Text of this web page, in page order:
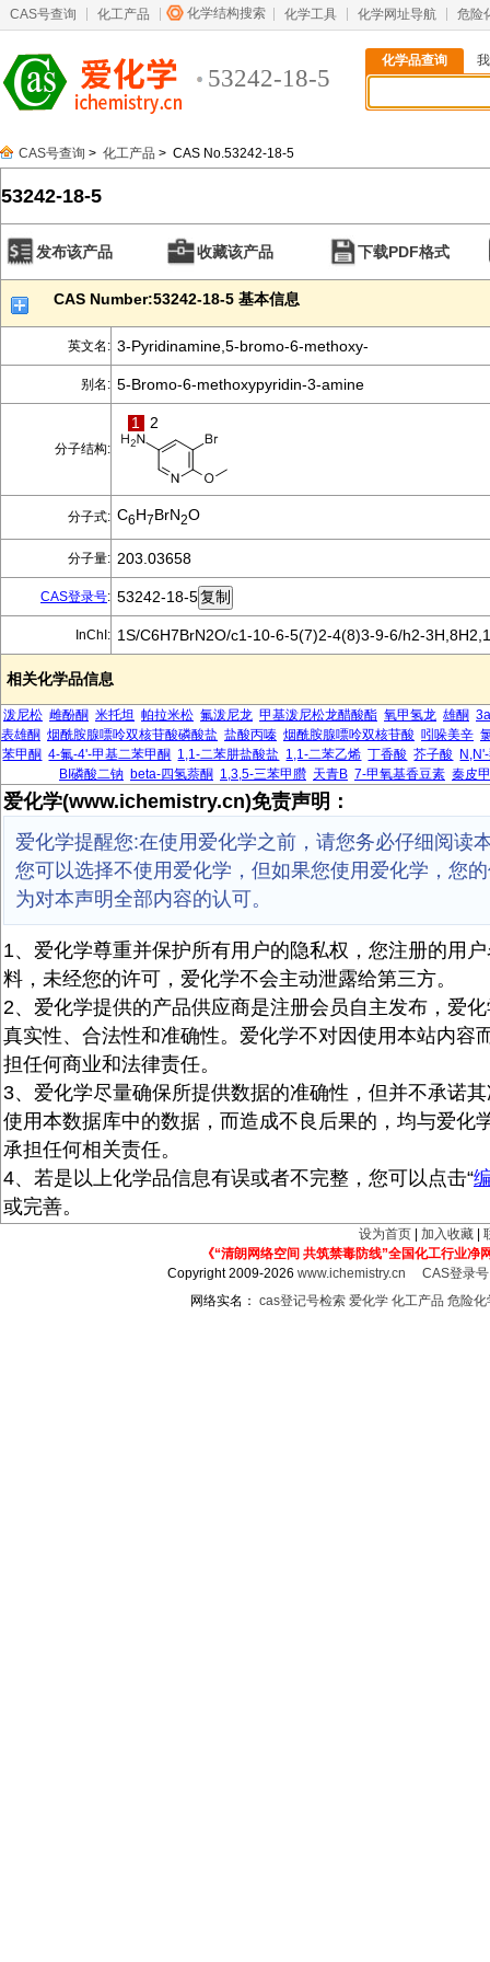
CAS号查询 化工产品 化学结构搜索 化学工具 化学网址导航 危险
53242-18-5
化学品查询
CAS号查询 > 化工产品 > CAS No.53242-18-5
53242-18-5
发布该产品 收藏该产品 下载PDF格式
CAS Number:53242-18-5 基本信息
英文名: 3-Pyridinamine,5-bromo-6-methoxy-
别名: 5-Bromo-6-methoxypyridin-3-amine
分子结构:
1 2
分子式: C6H7BrN2O
分子量: 203.03658
CAS登录号: 53242-18-5
InChI: 1S/C6H7BrN2O/c1-10-6-5(7)2-4(8)3-9-6/h2-
相关化学品信息
泼尼松 雌酚酮 米托坦 帕拉米松 氟泼尼龙 甲基泼尼松龙醋酸酯 氧甲氢龙 雄酮
表雄酮 烟酰胺腺嘌呤双核苷酸磷酸盐 盐酸丙嗪 烟酰胺腺嘌呤双核苷酸 吲哚美辛
苯甲酮 4-氟-4'-甲基二苯甲酮 1,1-二苯肼盐酸盐 1,1-二苯乙烯 丁香酸 芥子酸
BI磷酸二钠 beta-四氢萘酮 1,3,5-三苯甲臢 天青B 7-甲氧基香豆素 秦皮
爱化学(www.ichemistry.cn)免责声明：
爱化学提醒您:在使用爱化学之前，请您务必仔细阅读
您可以选择不使用爱化学，但如果您使用爱化学，您
为对本声明全部内容的认可。
1、爱化学尊重并保护所有用户的隐私权，您注册的用
料，未经您的许可，爱化学不会主动泄露给第三方。
2、爱化学提供的产品供应商是注册会员自主发布，爱
真实性、合法性和准确性。爱化学不对因使用本站内容
担任何商业和法律责任。
3、爱化学尽量确保所提供数据的准确性，但并不承诺
使用本数据库中的数据，而造成不良后果的，均与爱化
承担任何相关责任。
4、若是以上化学品信息有误或者不完整，您可以点击“
或完善。
设为首页 加入收藏
《“清朗网络空间 共筑禁毒防线”全国化工行业净
Copyright 2009-2026www.ichemistry.cn
CAS登录
网络实名： cas登记号检索 爱化学 化工产品 危险化